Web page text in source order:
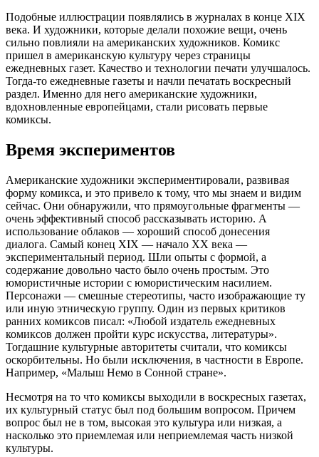
Подобные иллюстрации появлялись в журналах в конце XIX
века. И художники, которые делали похожие вещи, очень
сильно повлияли на американских художников. Комикс
пришел в американскую культуру через страницы
ежедневных газет. Качество и технологии печати улучшалось.
Тогда-то ежедневные газеты и начли печатать воскресный
раздел. Именно для него американские художники,
вдохновленные европейцами, стали рисовать первые
комиксы.
Время экспериментов
Американские художники экспериментировали, развивая
форму комикса, и это привело к тому, что мы знаем и видим
сейчас. Они обнаружили, что прямоугольные фрагменты —
очень эффективный способ рассказывать историю. А
использование облаков — хороший способ донесения
диалога. Самый конец XIX — начало XX века —
экспериментальный период. Шли опыты с формой, а
содержание довольно часто было очень простым. Это
юмористичные истории с юмористическим насилием.
Персонажи — смешные стереотипы, часто изображающие ту
или иную этническую группу. Один из первых критиков
ранних комиксов писал: «Любой издатель ежедневных
комиксов должен пройти курс искусства, литературы».
Тогдашние культурные авторитеты считали, что комиксы
оскорбительны. Но были исключения, в частности в Европе.
Например, «Малыш Немо в Сонной стране».
Несмотря на то что комиксы выходили в воскресных газетах,
их культурный статус был под большим вопросом. Причем
вопрос был не в том, высокая это культура или низкая, а
насколько это приемлемая или неприемлемая часть низкой
культуры.